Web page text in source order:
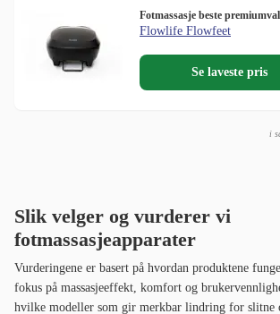
Fotmassasje beste
Flowlife Flowfeet
Se laveste pris
i
Slik velger og vurderer vi
fotmassasjeapparater
Vurderingene er basert på hvordan produktene
fokus på massasjeeffekt, komfort og
hvilke modeller som gir merkbar lindring for slitne